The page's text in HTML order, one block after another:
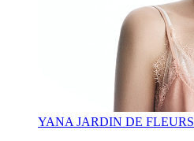
YANA JARDIN DE FLEURS